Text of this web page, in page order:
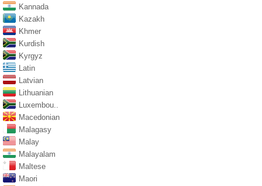
Kannada
Kazakh
Khmer
Kurdish
Kyrgyz
Latin
Latvian
Lithuanian
Luxembou..
Macedonian
Malagasy
Malay
Malayalam
Maltese
Maori